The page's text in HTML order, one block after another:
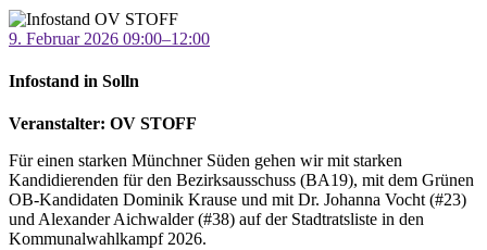
9. Februar 2026 09:00–12:00
Infostand in Solln
Veranstalter: OV STOFF
Für einen starken Münchner Süden gehen wir mit starken
Kandidierenden für den Bezirksausschuss (BA19), mit dem Grünen
OB-Kandidaten Dominik Krause und mit Dr. Johanna Vocht (#23)
und Alexander Aichwalder (#38) auf der Stadtratsliste in den
Kommunalwahlkampf 2026.